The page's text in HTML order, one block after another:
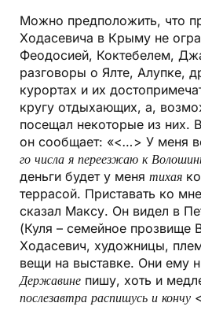
Можно предположить, что
Ходасевича в Крыму не
Феодосией, Коктебелем,
разговоры о Ялте, Алупке,
курортах и их
кругу отдыхающих, а,
посещал некоторые из них.
он сообщает: «<…> У меня
го числа я переезжаю к
деньги будет у меня тихая
террасой. Приставать ко
сказал Максу. Он видел в
(Куля – семейное прозвище
Ходасевич, художницы,
вещи на выставке. Они ему
Державине пишу, хоть и
послезавтра распишусь и кончу <